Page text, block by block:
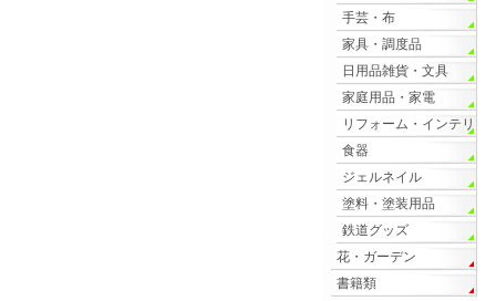
手芸・布
家具・調度品
日用品雑貨・文具
家庭用品・家電
リフォーム・インテリ
ア
食器
ジェルネイル
塗料・塗装用品
鉄道グッズ
花・ガーデン
書籍類